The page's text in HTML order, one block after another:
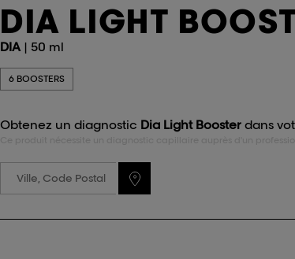
DIA LIGHT
DIA| 50 ml
6 BOOSTERS
Obtenez un diagnostic Dia Light Boosterdans